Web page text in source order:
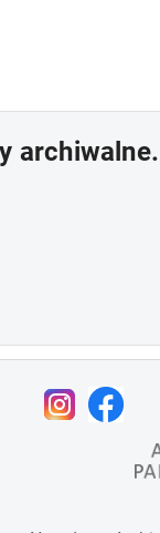
archiwalne.